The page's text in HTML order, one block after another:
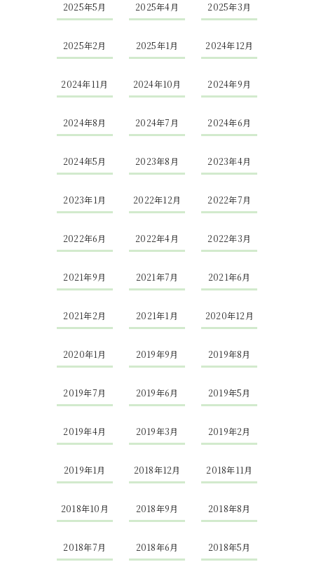
2025年5月 2025年4月 2025年3月
2025年2月 2025年1月 2024年12月
2024年11月 2024年10月 2024年9月
2024年8月 2024年7月 2024年6月
2024年5月 2023年8月 2023年4月
2023年1月 2022年12月 2022年7月
2022年6月 2022年4月 2022年3月
2021年9月 2021年7月 2021年6月
2021年2月 2021年1月 2020年12月
2020年1月 2019年9月 2019年8月
2019年7月 2019年6月 2019年5月
2019年4月 2019年3月 2019年2月
2019年1月 2018年12月 2018年11月
2018年10月 2018年9月 2018年8月
2018年7月 2018年6月 2018年5月